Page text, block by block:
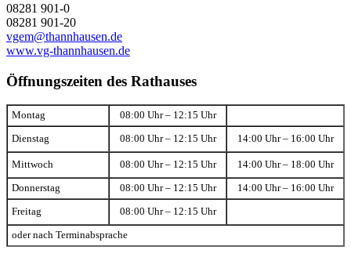
08281 901-0
08281 901-20
vgem@thannhausen.de
www.vg-thannhausen.de
Öffnungszeiten des Rathauses
Montag 08:00 Uhr – 12:15 Uhr
Dienstag 08:00 Uhr – 12:15 Uhr 14:00 Uhr – 16:00 Uhr
Mittwoch 08:00 Uhr – 12:15 Uhr 14:00 Uhr – 18:00 Uhr
Donnerstag 08:00 Uhr – 12:15 Uhr 14:00 Uhr – 16:00 Uhr
Freitag 08:00 Uhr – 12:15 Uhr
oder nach Terminabsprache